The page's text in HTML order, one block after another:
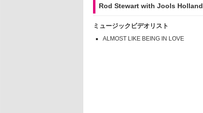
Rod Stewart with Jools Holland
ミュージックビデオリスト
ALMOST LIKE BEING IN LOVE